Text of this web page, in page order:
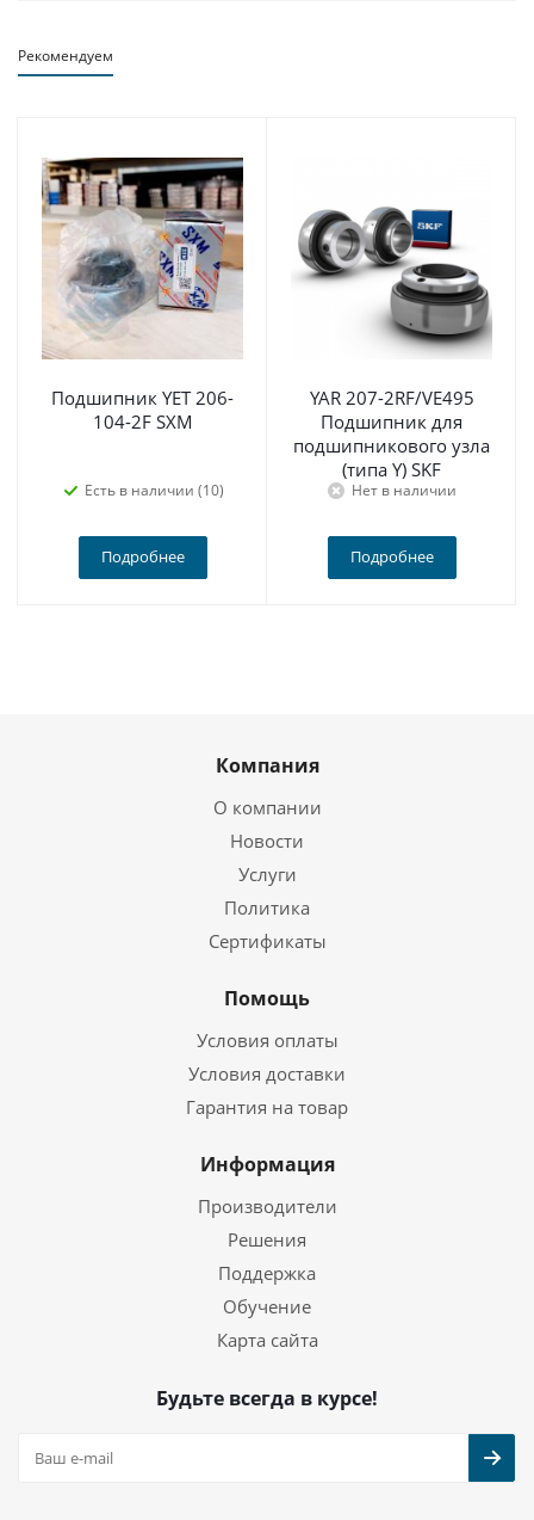
Рекомендуем
Подшипник YET 206-
104-2F SXM
Есть в наличии (10)
Подробнее
YAR 207-2RF/VE495
Подшипник для
подшипникового узла
(типа Y) SKF
Нет в наличии
Подробнее
Компания
О компании
Новости
Услуги
Политика
Сертификаты
Помощь
Условия оплаты
Условия доставки
Гарантия на товар
Информация
Производители
Решения
Поддержка
Обучение
Карта сайта
Будьте всегда в курсе!